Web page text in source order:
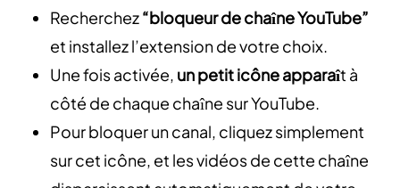
Recherchez“bloqueur de chaîne YouTube”
et installez l’extension de votre choix.
Une fois activée, un petit icône apparaît à
côté de chaque chaîne sur YouTube.
Pour bloquer un canal, cliquez simplement
sur cet icône, et les vidéos de cette chaîne